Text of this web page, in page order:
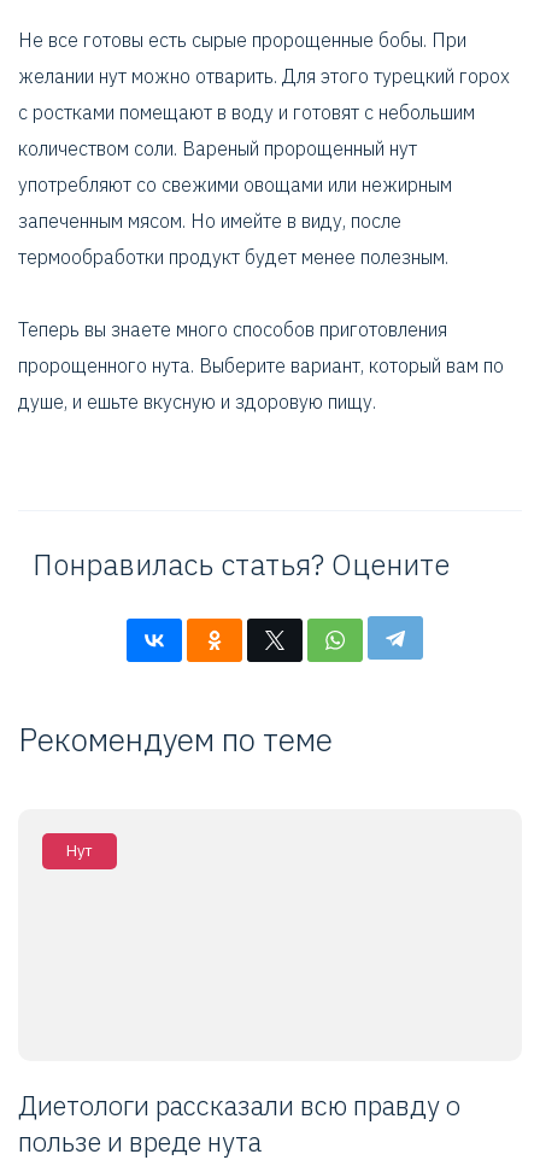
Не все готовы есть сырые пророщенные бобы. При
желании нут можно отварить. Для этого турецкий горох
с ростками помещают в воду и готовят с небольшим
количеством соли. Вареный пророщенный нут
употребляют со свежими овощами или нежирным
запеченным мясом. Но имейте в виду, после
термообработки продукт будет менее полезным.
Теперь вы знаете много способов приготовления
пророщенного нута. Выберите вариант, который вам по
душе, и ешьте вкусную и здоровую пищу.
Понравилась статья? Оцените
Рекомендуем по теме
Нут
Диетологи рассказали всю правду о
пользе и вреде нута